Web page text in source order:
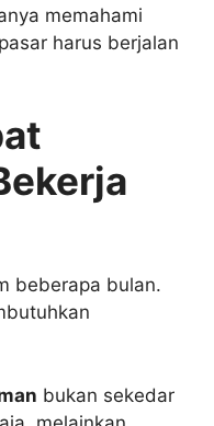
memahami
harus berjalan
beberapa bulan.
bukan sekedar